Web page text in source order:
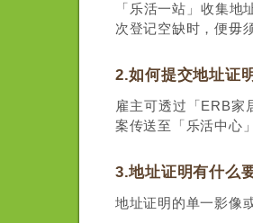
「乐活一站」收集
次登记空缺时，便毋
2.如何提交地址证
雇主可透过「ERB家
案传送至「乐活中心
3.地址证明有什么
地址证明的单一影像